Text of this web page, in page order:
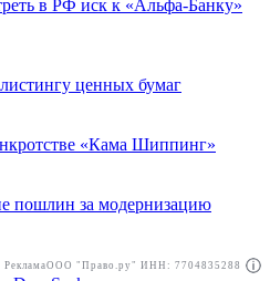
РекламаООО "Право.ру" ИНН: 7704835288
в РФ иск к «Альфа-Банку»
ценных бумаг
«Кама Шиппинг»
пошлин за модернизацию